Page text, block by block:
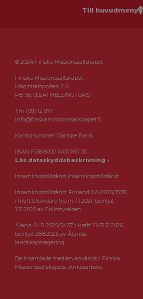
Till huvudmenyn
© 2024 Finska Missionssällskapet
Finska Missionssällskapet
Magistratsporten 2 A
PB 56, 00241 HELSINGFORS
Tfn (09) 12 971
info@finskamissionssallskapet.fi
Kontonummer: Danske Bank
IBAN FI38 8000 1400 1611 30
Läs dataskyddsbeskrivning ›
Insamlingstillstånd Insamlingstillstånd:
Insamlingstillstånd: Finland RA/2020/1538,
i kraft tillsvidare fr.o.m. 1.1.2021, beviljat
1.12.2020 av Polisstyrelsen.
Åland ÅLR 2025/5437, i kraft 1.1-31.12.2026,
beviljat 28.8.2025 av Ålands
landskapsregering.
De insamlade medlen används i Finska
Missionssällskapets utrikesarbete.